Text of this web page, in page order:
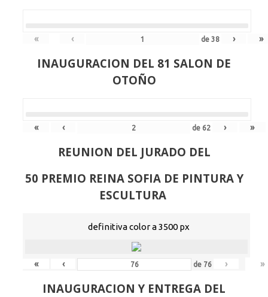
« ‹ de38 › »
INAUGURACION DEL 81 SALON DE
OTOÑO
« ‹ de 62 › »
REUNION DEL JURADO DEL
50 PREMIO REINA SOFIA DE PINTURA Y
ESCULTURA
definitiva color a 3500 px
« ‹ de 76 › »
INAUGURACION Y ENTREGA DEL